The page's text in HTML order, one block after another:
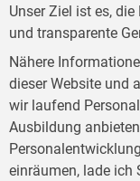
Unser Ziel ist es,
und transparente
Nähere
dieser Website und
wir laufend
Ausbildung
einräumen, lade ich